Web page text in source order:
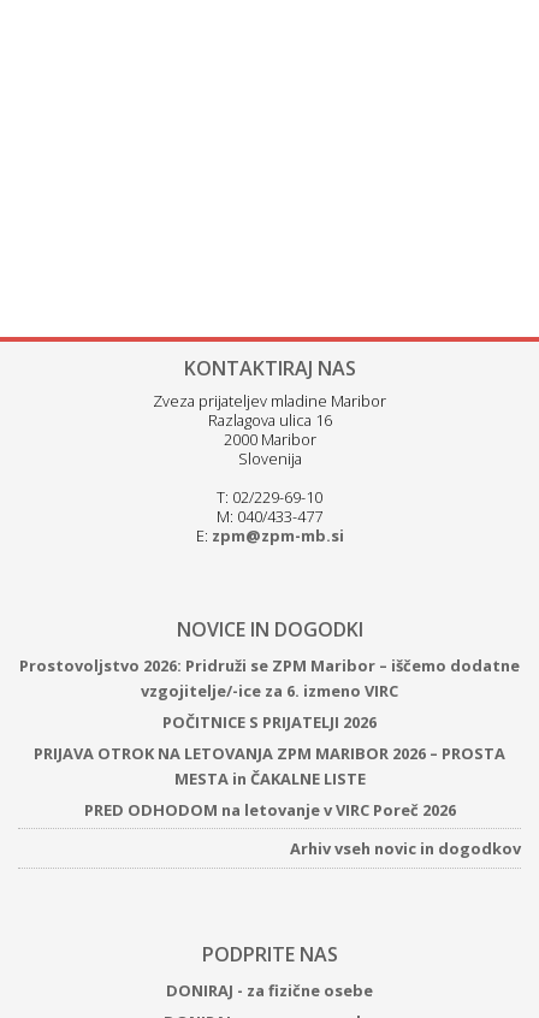
KONTAKTIRAJ NAS
Zveza prijateljev mladine Maribor
Razlagova ulica 16
2000 Maribor
Slovenija
T: 02/229-69-10
M: 040/433-477
E: zpm@zpm-mb.si
NOVICE IN DOGODKI
Prostovoljstvo 2026: Pridruži se ZPM Maribor – iščemo dodatne
vzgojitelje/-ice za 6. izmeno VIRC
POČITNICE S PRIJATELJI 2026
PRIJAVA OTROK NA LETOVANJA ZPM MARIBOR 2026 – PROSTA
MESTA in ČAKALNE LISTE
PRED ODHODOM na letovanje v VIRC Poreč 2026
Arhiv vseh novic in dogodkov
PODPRITE NAS
DONIRAJ - za fizične osebe